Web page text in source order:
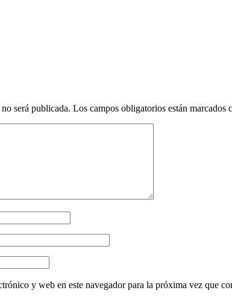
será publicada. Los campos obligatorios están marcados
y web en este navegador para la próxima vez que